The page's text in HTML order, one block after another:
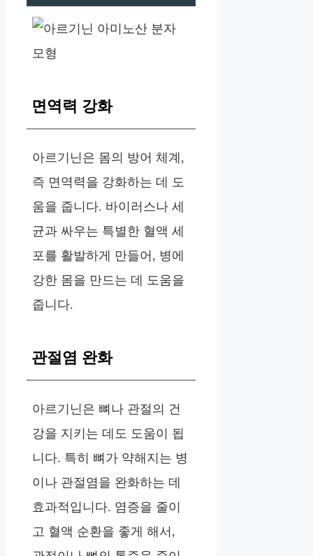
면역력 강화
아르기닌은 몸의 방어 체계,
즉 면역력을 강화하는 데 도
움을 줍니다. 바이러스나 세
균과 싸우는 특별한 혈액 세
포를 활발하게 만들어, 병에
강한 몸을 만드는 데 도움을
줍니다.
관절염 완화
아르기닌은 뼈나 관절의 건
강을 지키는 데도 도움이 됩
니다. 특히 뼈가 약해지는 병
이나 관절염을 완화하는 데
효과적입니다. 염증을 줄이
고 혈액 순환을 좋게 해서,